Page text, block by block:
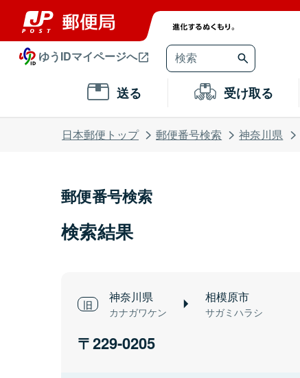
ゆうIDマイページへ
送る 受け取る
日本郵便トップ 郵便番号検索 神奈川県
郵便番号検索
検索結果
神奈川県
カナガワケン
相模原市
サガミハラシ
229-0205